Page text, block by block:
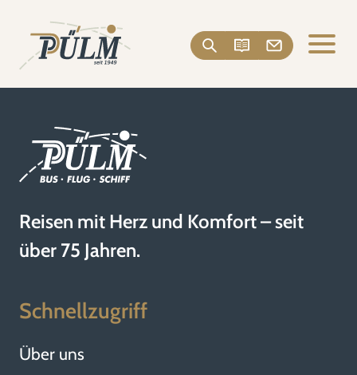
Reisen mit Herz und Komfort – seit
über 75 Jahren.
Schnellzugriff
Über uns